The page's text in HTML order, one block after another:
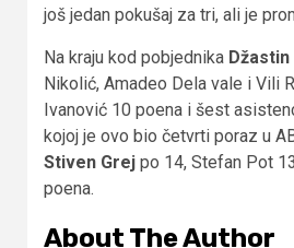
još jedan pokušaj za tri, ali je
Na kraju kod pobjednika Džastin
Nikolić, Amadeo Dela vale i Vili
Ivanović 10 poena i šest
kojoj je ovo bio četvrti poraz u
Stiven Grej po 14, Stefan Pot
poena.
About The Author